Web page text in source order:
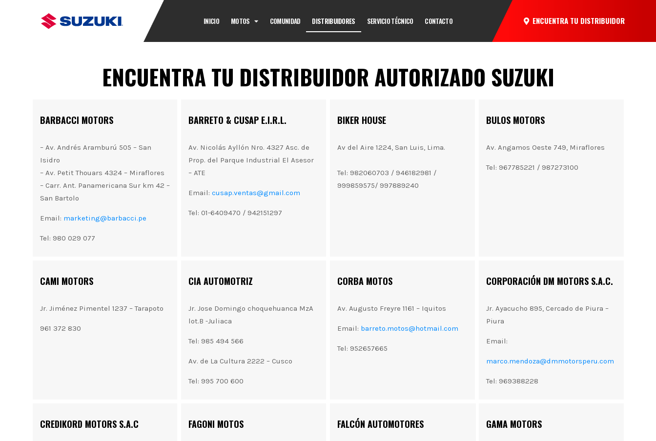
INICIO MOTOS COMUNIDAD DISTRIBUIDORES SERVICIO TÉCNICO CONTACTO ENCUENTRA TU DISTRIBUIDOR
ENCUENTRA TU DISTRIBUIDOR AUTORIZADO SUZUKI
BARBACCI MOTORS
– Av. Andrés Aramburú 505 – San
Isidro
– Av. Petit Thouars 4324 – Miraflores
– Carr. Ant. Panamericana Sur km 42 –
San Bartolo
Email: marketing@barbacci.pe
Tel: 980 029 077
BARRETO & CUSAP E.I.R.L.
Av. Nicolás Ayllón Nro. 4327 Asc. de
Prop. del Parque Industrial El Asesor
– ATE
Email:cusap.ventas@gmail.com
Tel: 01-6409470 / 942151297
BIKER HOUSE
Av del Aire 1224, San Luis, Lima.
Tel: 982060703 / 946182981 /
999859575/ 997889240
BULOS MOTORS
Av. Angamos Oeste 749, Miraflores
Tel: 967785221 / 987273100
CAMI MOTORS
Jr. Jiménez Pimentel 1237 – Tarapoto
961 372 830
CIA AUTOMOTRIZ
Jr. Jose Domingo choquehuanca MzA
lot.B -Juliaca
Tel: 985 494 566
Av. de La Cultura 2222 – Cusco
Tel: 995 700 600
CORBA MOTOS
Av. Augusto Freyre 1161 – Iquitos
Email: barreto.motos@hotmail.com
Tel: 952657665
CORPORACIÓN DM MOTORS S.A.C.
Jr. Ayacucho 895, Cercado de Piura –
Piura
Email:
marco.mendoza@dmmotorsperu.com
Tel: 969388228
CREDIKORD MOTORS S.A.C FAGONI MOTOS FALCÓN AUTOMOTORES GAMA MOTORS